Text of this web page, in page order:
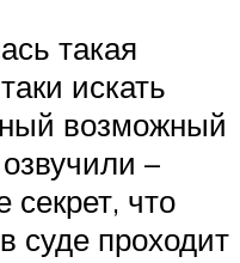
такая
искать
возможный
–
что
суде проходит